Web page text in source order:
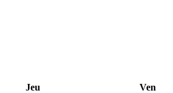
Jeu Ven